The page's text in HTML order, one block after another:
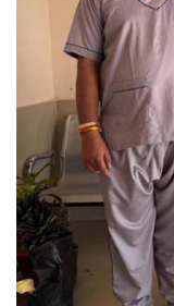
छत्तीसगढ़
राजस्थान
पंजाब
उत्तराखंड
उत्तर प्रदेश